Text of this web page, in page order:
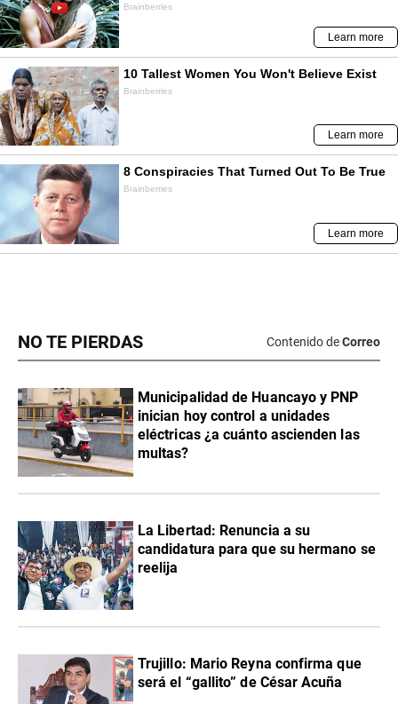
NO TE PIERDAS Contenido deCorreo
Municipalidad de Huancayo y PNP
inician hoy control a unidades
eléctricas ¿a cuánto ascienden las
multas?
La Libertad: Renuncia a su
candidatura para que su hermano se
reelija
Trujillo: Mario Reyna confirma que
será el “gallito” de César Acuña